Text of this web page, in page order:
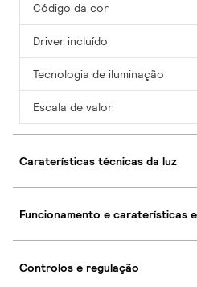
Código da cor
Driver incluído
Tecnologia de iluminação
Escala de valor
Caraterísticas técnicas da luz
Funcionamento e caraterísticas
Controlos e regulação